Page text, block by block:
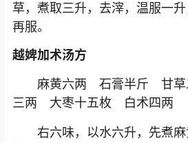
草，煮取三升，去滓，温服一
再服。
越婢加术汤方
麻黄六两 石膏半斤 甘
三两 大枣十五枚 白术四两
右六味，以水六升，先煮